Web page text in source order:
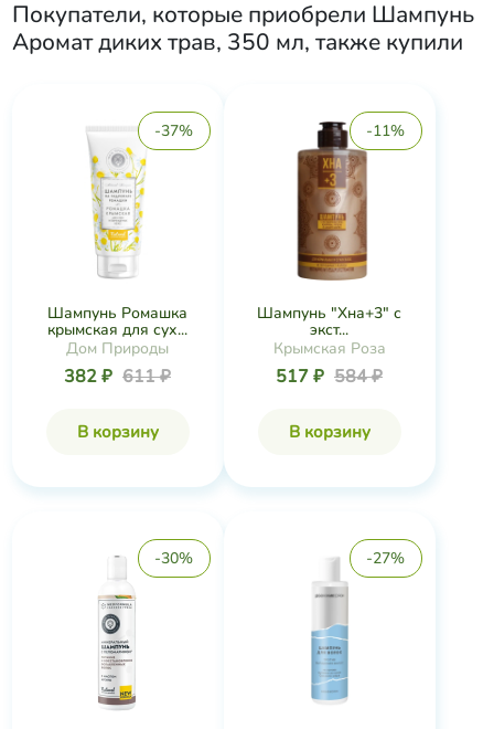
Покупатели, которые приобрели Шампунь
Аромат диких трав, 350 мл, также купили
-37%
Шампунь Ромашка
крымская для сух...
Дом Природы
382 ₽ 611 ₽
В корзину
-11%
Шампунь "Хна+3" с
экст...
Крымская Роза
517 ₽ 584 ₽
В корзину
-30% -27%